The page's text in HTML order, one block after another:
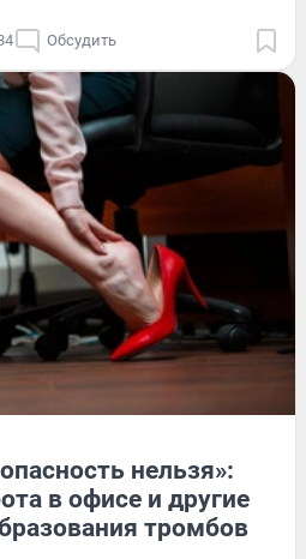
Обсудить
нельзя»:
в офисе и другие
тромбов